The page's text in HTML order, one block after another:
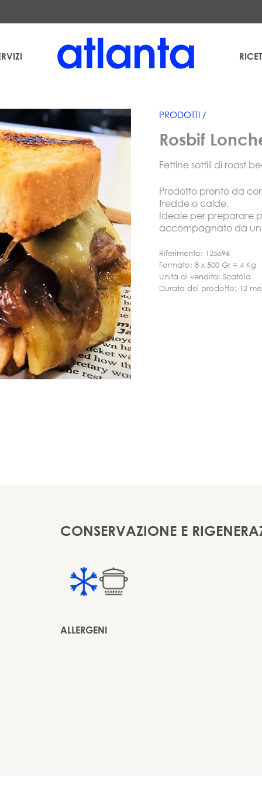
Temática S.L. al fine di inviarLe la nostra newsletter. Potrà esercitare in qualsiasi
. Può consultare informazioni aggiuntive e dettagliate sul trattamento dei suoi dati nella
PRODOTTI /
Rosbif
Fettine sottili di roast
Prodotto pronto da
fredde o calde.
Ideale per preparare
accompagnato da
Riferimento: 125596
Formato: 8 x 500 Gr = 4 Kg
Unità di vendita: Scatola
Durata del prodotto: 12
CONSERVAZIONE E
ALLERGENI